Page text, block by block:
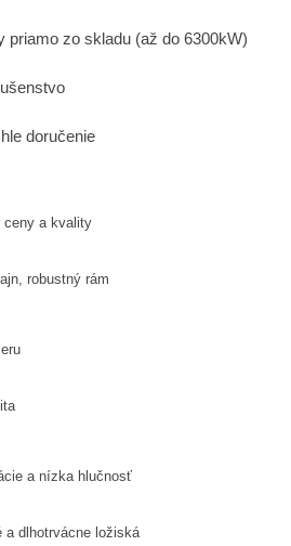
priamo zo skladu (až do 6300kW)
doručenie
ceny a kvality
robustný rám
a nízka hlučnosť
a dlhotrvácne ložiská